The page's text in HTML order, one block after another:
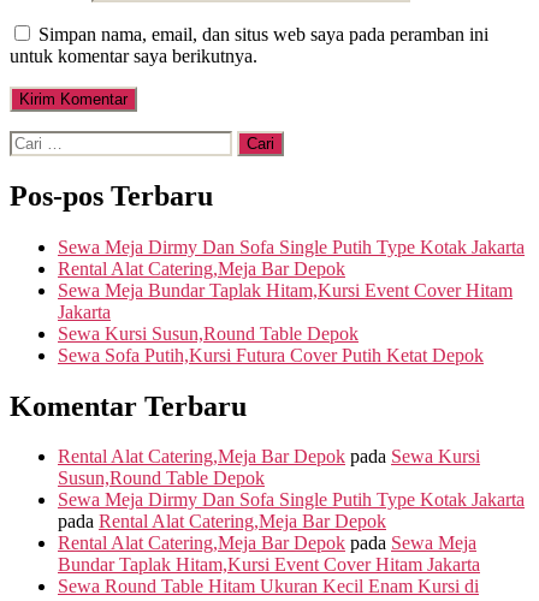
Simpan nama, email, dan situs web saya pada peramban ini
untuk komentar saya berikutnya.
Cari:
Pos-pos Terbaru
Sewa Meja Dirmy Dan Sofa Single Putih Type Kotak Jakarta
Rental Alat Catering,Meja Bar Depok
Sewa Meja Bundar Taplak Hitam,Kursi Event Cover Hitam
Jakarta
Sewa Kursi Susun,Round Table Depok
Sewa Sofa Putih,Kursi Futura Cover Putih Ketat Depok
Komentar Terbaru
Rental Alat Catering,Meja Bar Depok pada Sewa Kursi
Susun,Round Table Depok
Sewa Meja Dirmy Dan Sofa Single Putih Type Kotak Jakarta
pada Rental Alat Catering,Meja Bar Depok
Rental Alat Catering,Meja Bar Depok pada Sewa Meja
Bundar Taplak Hitam,Kursi Event Cover Hitam Jakarta
Sewa Round Table Hitam Ukuran Kecil Enam Kursi di